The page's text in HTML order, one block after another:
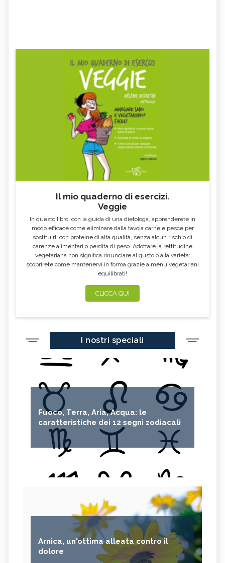
Il mio quaderno di esercizi.
Veggie
In questo libro, con la guida di una dietologa, apprenderete in
modo efficace come eliminare dalla tavola carne e pesce per
sostituirli con proteine di alta qualità, senza alcun rischio di
carenze alimentari o perdita di peso. Adottare la rettitudine
vegetariana non significa rinunciare al gusto o alla varietà:
scoprirete come mantenervi in forma grazie a menu vegetariani
equilibrati!
CLICCA QUI
I nostri speciali
Fuoco, Terra, Aria, Acqua: le
caratteristiche dei 12 segni zodiacali
Arnica, un'ottima alleata contro il
dolore